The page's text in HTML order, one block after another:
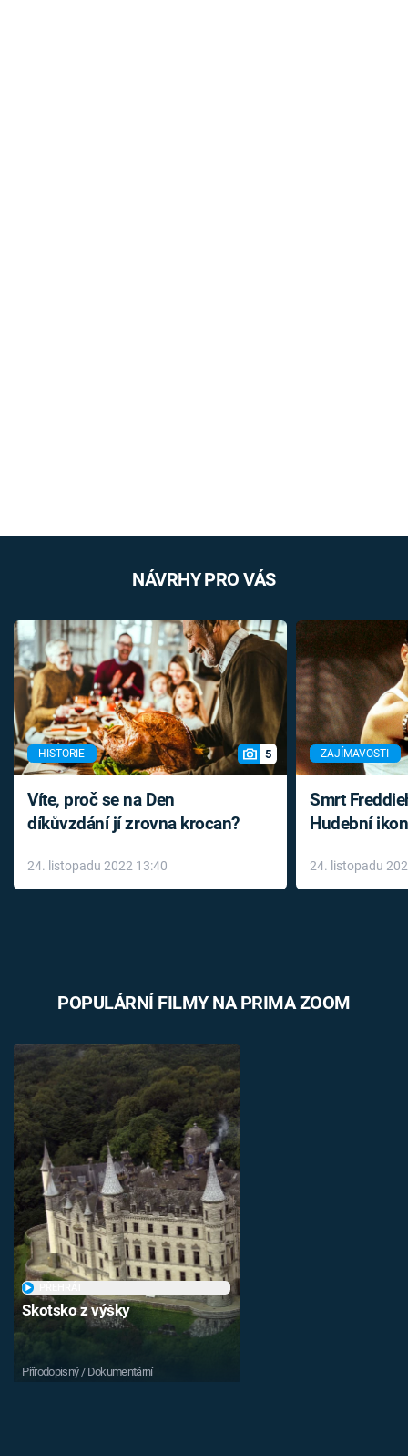
NÁVRHY PRO VÁS
HISTORIE 5
Víte, proč se na Den
díkůvzdání jí zrovna krocan?
24. listopadu 2022 13:40
ZAJÍMAVOSTI
Smrt
Hudební
léky
24. listopadu
POPULÁRNÍ FILMY NA PRIMA ZOOM
Skotsko z výšky
Přírodopisný / Dokumentární